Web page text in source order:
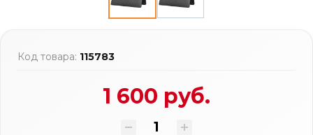
Код товара: 115783
1 600 руб.